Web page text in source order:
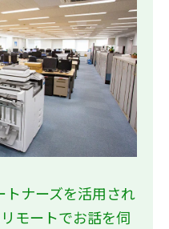
ナーズを活用され
モートでお話を伺